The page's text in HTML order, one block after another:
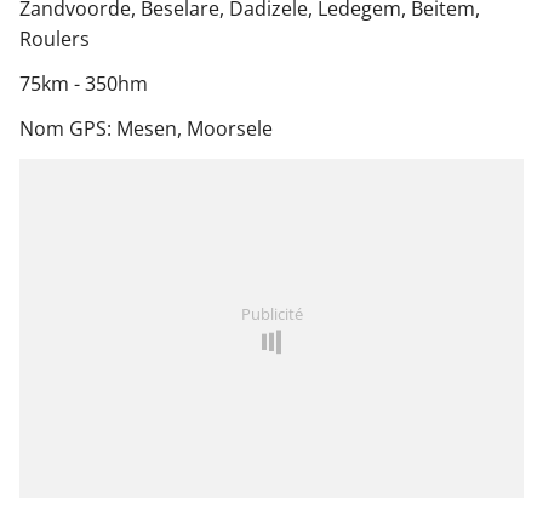
Zandvoorde, Beselare, Dadizele, Ledegem, Beitem,
Roulers
75km - 350hm
Nom GPS: Mesen, Moorsele
Publicité